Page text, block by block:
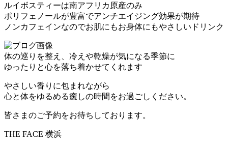
ルイボスティーは南アフリカ原産のみ
ポリフェノールが豊富でアンチエイジング効果が期待
ノンカフェインなのでお肌にもお身体にもやさしいドリンク
体の巡りを整え、冷えや乾燥が気になる季節に
ゆったりと心を落ち着かせてくれます
やさしい香りに包まれながら
心と体をゆるめる癒しの時間をお過ごしください。
皆さまのご予約をお待ちしております。
THE FACE 横浜